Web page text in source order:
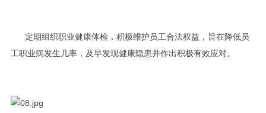
定期组织职业健康体检，积极维护员工合法权益，旨在降低员
工职业病发生几率，及早发现健康隐患并作出积极有效应对。